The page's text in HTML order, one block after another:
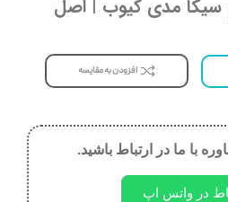
سیکا مدی کیوب | اصل
افزودن به مقایسه
با ما در ارتباط باشید.
در واتس اپ